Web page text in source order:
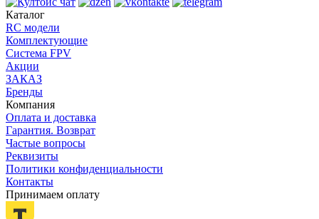
Каталог
RC модели
Комплектующие
Система FPV
Акции
ЗАКАЗ
Бренды
Компания
Оплата и доставка
Гарантия. Возврат
Частые вопросы
Реквизиты
Политики конфиденциальности
Контакты
Принимаем оплату